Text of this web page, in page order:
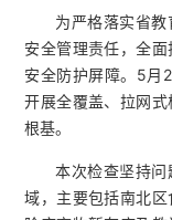
为严格落实省
安全管理责任，全
安全防护屏障。5月
开展全覆盖、拉网
根基。
本次检查坚持
域，主要包括南北